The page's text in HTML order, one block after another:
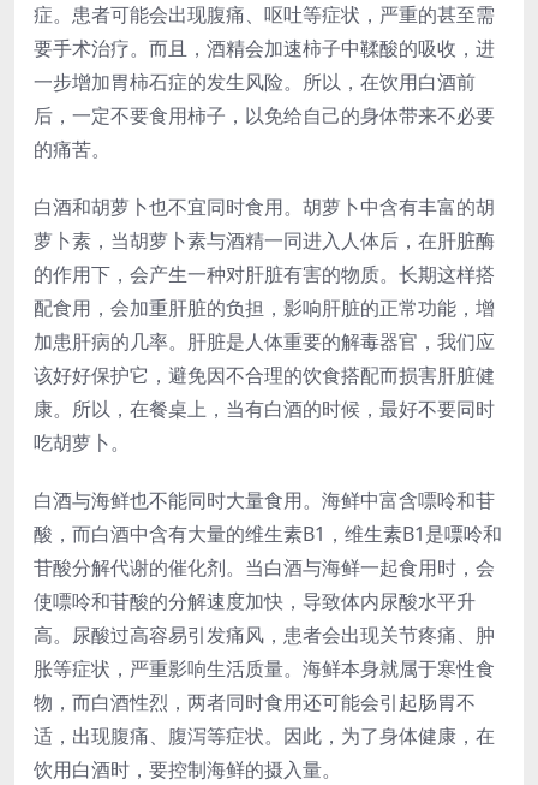
症。患者可能会出现腹痛、呕吐等症状，严重的甚至需
要手术治疗。而且，酒精会加速柿子中鞣酸的吸收，进
一步增加胃柿石症的发生风险。所以，在饮用白酒前
后，一定不要食用柿子，以免给自己的身体带来不必要
的痛苦。
白酒和胡萝卜也不宜同时食用。胡萝卜中含有丰富的胡
萝卜素，当胡萝卜素与酒精一同进入人体后，在肝脏酶
的作用下，会产生一种对肝脏有害的物质。长期这样搭
配食用，会加重肝脏的负担，影响肝脏的正常功能，增
加患肝病的几率。肝脏是人体重要的解毒器官，我们应
该好好保护它，避免因不合理的饮食搭配而损害肝脏健
康。所以，在餐桌上，当有白酒的时候，最好不要同时
吃胡萝卜。
白酒与海鲜也不能同时大量食用。海鲜中富含嘌呤和苷
酸，而白酒中含有大量的维生素B1，维生素B1是嘌呤和
苷酸分解代谢的催化剂。当白酒与海鲜一起食用时，会
使嘌呤和苷酸的分解速度加快，导致体内尿酸水平升
高。尿酸过高容易引发痛风，患者会出现关节疼痛、肿
胀等症状，严重影响生活质量。海鲜本身就属于寒性食
物，而白酒性烈，两者同时食用还可能会引起肠胃不
适，出现腹痛、腹泻等症状。因此，为了身体健康，在
饮用白酒时，要控制海鲜的摄入量。